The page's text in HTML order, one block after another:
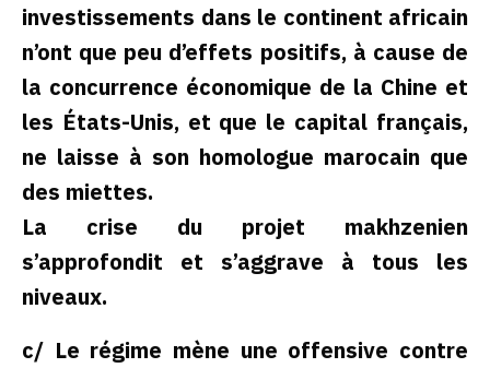
investissements dans le continent africain
n’ont que peu d’effets positifs, à cause de
la concurrence économique de la Chine et
les États-Unis, et que le capital français,
ne laisse à son homologue marocain que
des miettes.
La crise du projet makhzenien
s’approfondit et s’aggrave à tous les
niveaux.
c/ Le régime mène une offensive contre